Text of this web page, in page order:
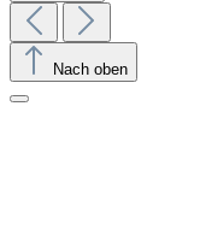
Nach oben